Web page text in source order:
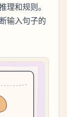
理和规则。
输入句子的